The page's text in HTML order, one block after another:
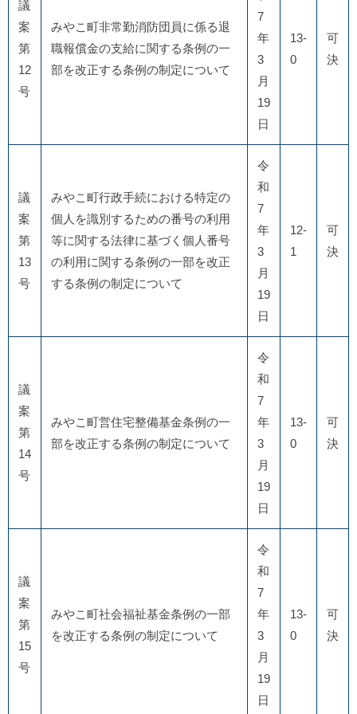
議
案
第
12
号
みやこ町非常勤消防団員に係る退
職報償金の支給に関する条例の一
部を改正する条例の制定について
7
年
3
月
19
日
13-
0
可
決
議
案
第
13
号
みやこ町行政手続における特定の
個人を識別するための番号の利用
等に関する法律に基づく個人番号
の利用に関する条例の一部を改正
する条例の制定について
令
和
7
年
3
月
19
日
12-
1
可
決
議
案
第
14
号
みやこ町営住宅整備基金条例の一
部を改正する条例の制定について
令
和
7
年
3
月
19
日
13-
0
可
決
議
案
第
15
号
みやこ町社会福祉基金条例の一部
を改正する条例の制定について
令
和
7
年
3
月
19
日
13-
0
可
決